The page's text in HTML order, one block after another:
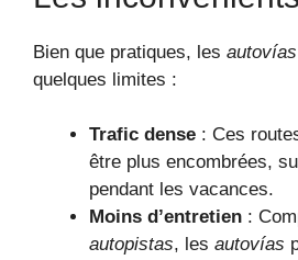
Bien que pratiques, les autovías
quelques limites :
Trafic dense : Ces
être plus encombrées,
pendant les vacances.
Moins d’entretien :
autopistas, les autovías